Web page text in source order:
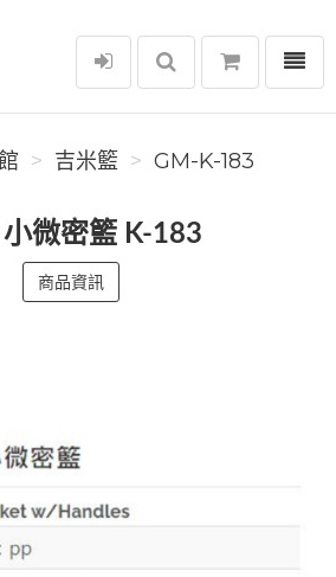
選單
吉米籃 GM-K-183
微密籃 K-183
商品資訊